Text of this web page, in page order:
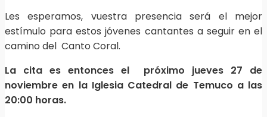
Les esperamos, vuestra presencia será el mejor
estímulo para estos jóvenes cantantes a seguir en el
camino del Canto Coral.
La cita es entonces el próximo jueves 27 de
noviembre en la Iglesia Catedral de Temuco a las
20:00 horas.